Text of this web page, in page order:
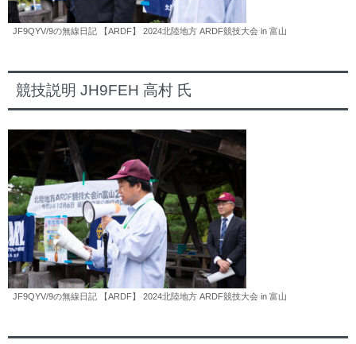
JF9QYV/9の無線日記 【ARDF】 2024北陸地方 ARDF競技大会 in 富山
競技説明 JH9FEH 高村 氏
JF9QYV/9の無線日記 【ARDF】 2024北陸地方 ARDF競技大会 in 富山